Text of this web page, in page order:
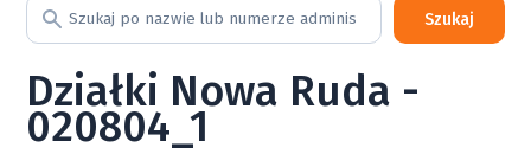
Szukaj
Działki Nowa Ruda -
020804_1